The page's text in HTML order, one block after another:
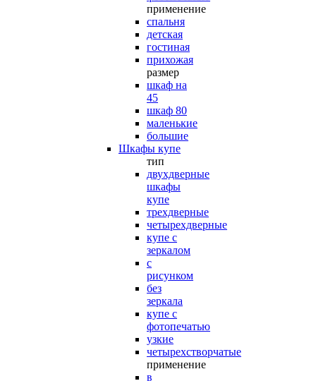
применение
спальня
детская
гостиная
прихожая
размер
шкаф на
45
шкаф 80
маленькие
большие
Шкафы купе
тип
двухдверные
шкафы
купе
трехдверные
четырехдверные
купе с
зеркалом
с
рисунком
без
зеркала
купе с
фотопечатью
узкие
четырехстворчатые
применение
в